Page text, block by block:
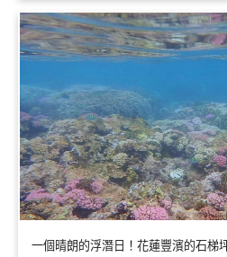
一個晴朗的浮潛日！花蓮豐濱的石梯